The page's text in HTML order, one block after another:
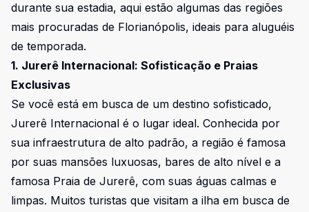
durante sua estadia, aqui estão algumas das regiões
mais procuradas de Florianópolis, ideais para aluguéis
de temporada.
1. Jurerê Internacional: Sofisticação e Praias
Exclusivas
Se você está em busca de um destino sofisticado,
Jurerê Internacional é o lugar ideal. Conhecida por
sua infraestrutura de alto padrão, a região é famosa
por suas mansões luxuosas, bares de alto nível e a
famosa Praia de Jurerê, com suas águas calmas e
limpas. Muitos turistas que visitam a ilha em busca de